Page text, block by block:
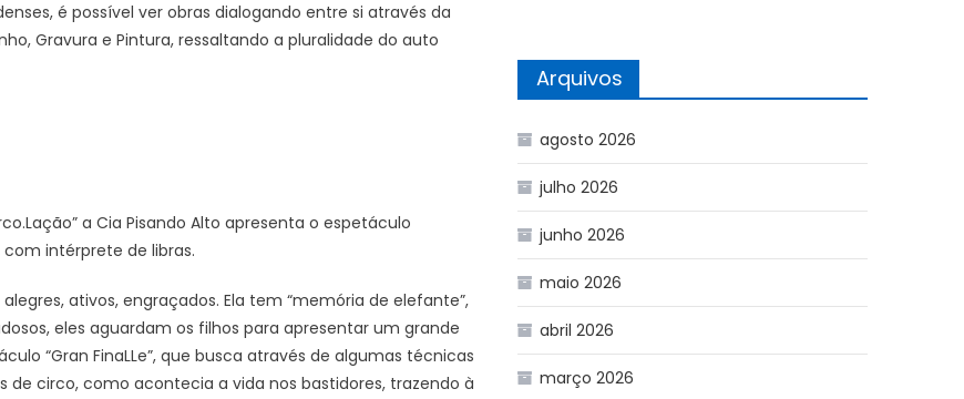
é possível ver obras dialogando entre si através da
Gravura e Pintura, ressaltando a pluralidade do auto
a Cia Pisando Alto apresenta o espetáculo
com intérprete de libras.
ativos, engraçados. Ela tem “memória de elefante”,
eles aguardam os filhos para apresentar um grande
“Gran FinaLLe”, que busca através de algumas técnicas
circo, como acontecia a vida nos bastidores, trazendo à
Arquivos
agosto 2026
julho 2026
junho 2026
maio 2026
abril 2026
março 2026